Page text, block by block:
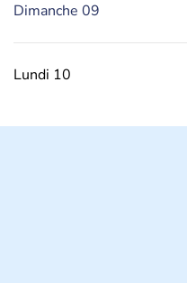
Dimanche 09
Lundi 10